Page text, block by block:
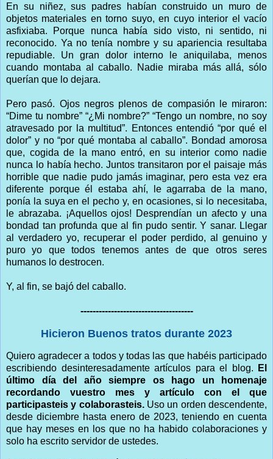
En su niñez, sus padres habían construido un muro de
objetos materiales en torno suyo, en cuyo interior el vacío
asfixiaba. Porque nunca había sido visto, ni sentido, ni
reconocido. Ya no tenía nombre y su apariencia resultaba
repudiable. Un gran dolor interno le aniquilaba, menos
cuando montaba al caballo. Nadie miraba más allá, sólo
querían que lo dejara.
Pero pasó. Ojos negros plenos de compasión le miraron:
“Dime tu nombre” “¿Mi nombre?” “Tengo un nombre, no soy
atravesado por la multitud”. Entonces entendió “por qué el
dolor” y no “por qué montaba al caballo”. Bondad amorosa
que, cogida de la mano entró, en su interior como nadie
nunca lo había hecho. Juntos transitaron por el paisaje más
horrible que nadie pudo jamás imaginar, pero esta vez era
diferente porque él estaba ahí, le agarraba de la mano,
ponía la suya en el pecho y, en ocasiones, si lo necesitaba,
le abrazaba. ¡Aquellos ojos! Desprendían un afecto y una
bondad tan profunda que al fin pudo sentir. Y sanar. Llegar
al verdadero yo, recuperar el poder perdido, al genuino y
puro yo que todos tenemos antes de que otros seres
humanos lo destrocen.
Y, al fin, se bajó del caballo.
-------------------------------------
Hicieron Buenos tratos durante 2023
Quiero agradecer a todos y todas las que habéis participado
escribiendo desinteresadamente artículos para el blog.
El
último día del año siempre os hago un homenaje
recordando vuestro mes y artículo con el que
participasteis y colaborasteis.Uso un orden descendente,
desde diciembre hasta enero de 2023, teniendo en cuenta
que hay meses en los que no ha habido colaboraciones y
solo ha escrito servidor de ustedes.